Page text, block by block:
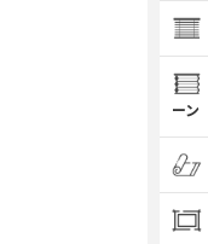
ーン